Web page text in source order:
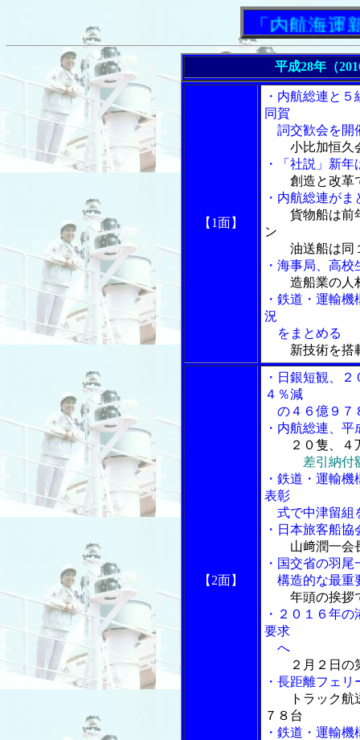
「内航海運新聞
平成28年（
【1面】
・内航総連と
同賀
詞交歓会を開
小比加恒久
・「社説」新
創造と改革
・内航総連が
貨物船は前
ン
油送船は同１
・海事局、高
造船業の人
・鉄道・運輸
況
をまとめる
新技術を搭
【2面】
・日銀短観、
４％減
の４６億９７
・内航総連、
２０隻、
差引納付
・鉄道・運輸
表彰
式で中津留組
・日本旅客船
山﨑潤一会
・国交省の羽
構造的な最重
年頭の挨拶
・２０１６年
要求
へ
２月２日
・長距離フェ
トラック
７８台
・鉄道・運輸